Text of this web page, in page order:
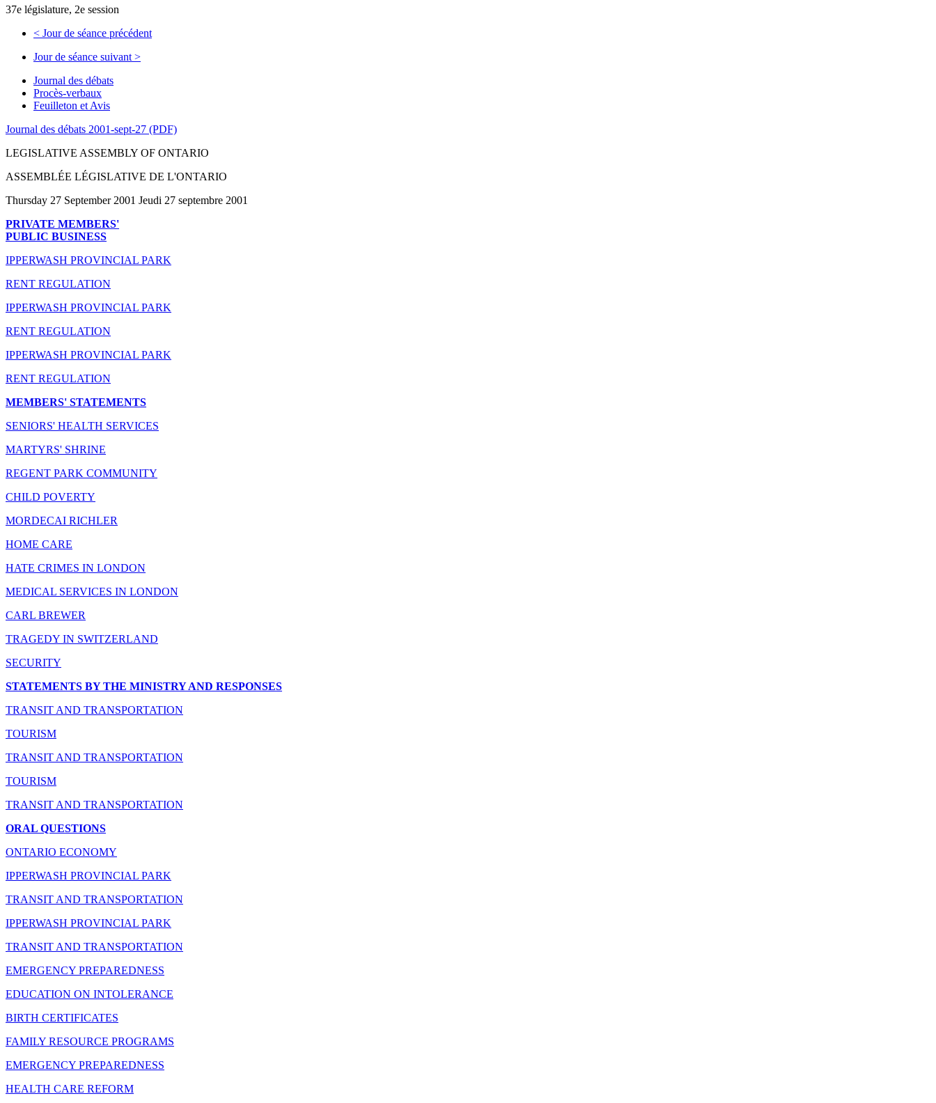
37e législature, 2e session
< Jour de séance précédent
Jour de séance suivant >
Journal des débats
Procès-verbaux
Feuilleton et Avis
Journal des débats 2001-sept-27 (PDF)
LEGISLATIVE ASSEMBLY OF ONTARIO
ASSEMBLÉE LÉGISLATIVE DE L'ONTARIO
Thursday 27 September 2001 Jeudi 27 septembre 2001
PRIVATE MEMBERS'
PUBLIC BUSINESS
IPPERWASH PROVINCIAL PARK
RENT REGULATION
IPPERWASH PROVINCIAL PARK
RENT REGULATION
IPPERWASH PROVINCIAL PARK
RENT REGULATION
MEMBERS' STATEMENTS
SENIORS' HEALTH SERVICES
MARTYRS' SHRINE
REGENT PARK COMMUNITY
CHILD POVERTY
MORDECAI RICHLER
HOME CARE
HATE CRIMES IN LONDON
MEDICAL SERVICES IN LONDON
CARL BREWER
TRAGEDY IN SWITZERLAND
SECURITY
STATEMENTS BY THE MINISTRY AND RESPONSES
TRANSIT AND TRANSPORTATION
TOURISM
TRANSIT AND TRANSPORTATION
TOURISM
TRANSIT AND TRANSPORTATION
ORAL QUESTIONS
ONTARIO ECONOMY
IPPERWASH PROVINCIAL PARK
TRANSIT AND TRANSPORTATION
IPPERWASH PROVINCIAL PARK
TRANSIT AND TRANSPORTATION
EMERGENCY PREPAREDNESS
EDUCATION ON INTOLERANCE
BIRTH CERTIFICATES
FAMILY RESOURCE PROGRAMS
EMERGENCY PREPAREDNESS
HEALTH CARE REFORM